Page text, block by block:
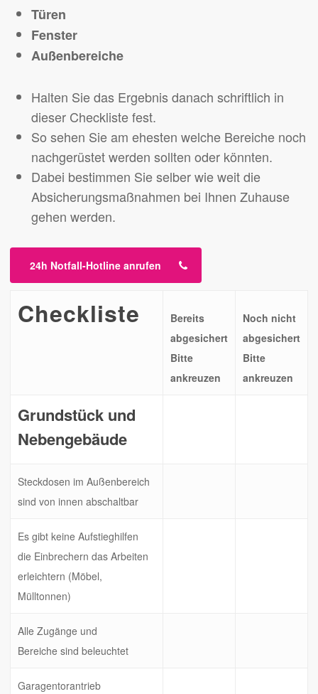
Türen
Fenster
Außenbereiche
Halten Sie das Ergebnis danach schriftlich in
dieser Checkliste fest.
So sehen Sie am ehesten welche Bereiche noch
nachgerüstet werden sollten oder könnten.
Dabei bestimmen Sie selber wie weit die
Absicherungsmaßnahmen bei Ihnen Zuhause
gehen werden.
24h Notfall-Hotline anrufen
Checkliste
Bereits
abgesichert
Bitte
ankreuzen
Noch nicht
abgesichert
Bitte
ankreuzen
Grundstück und
Nebengebäude
Steckdosen im Außenbereich
sind von innen abschaltbar
Es gibt keine Aufstieghilfen
die Einbrechern das Arbeiten
erleichtern (Möbel,
Mülltonnen)
Alle Zugänge und
Bereiche sind beleuchtet
Garagentorantrieb